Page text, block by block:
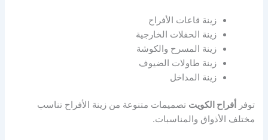
زينة قاعات الأفراح
زينة الحفلات الخارجية
زينة المسرح والكوشة
زينة طاولات الضيوف
زينة المداخل
توفر أفراح الكويت تصميمات متنوعة من زينة الأفراح تناسب
مختلف الأذواق والمناسبات.